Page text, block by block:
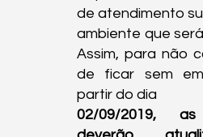
de atendimento
ambiente que
Assim, para não
de ficar sem
02/09/2019,